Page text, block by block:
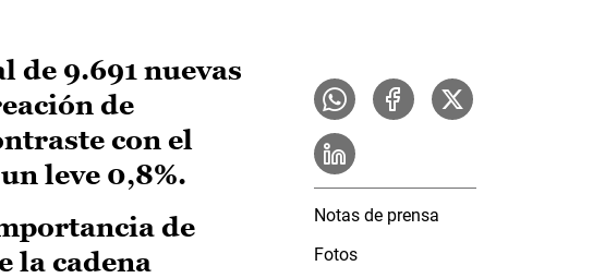
de 9.691 nuevas
de
con el
leve 0,8%.
de
la cadena
Notas de prensa
Fotos